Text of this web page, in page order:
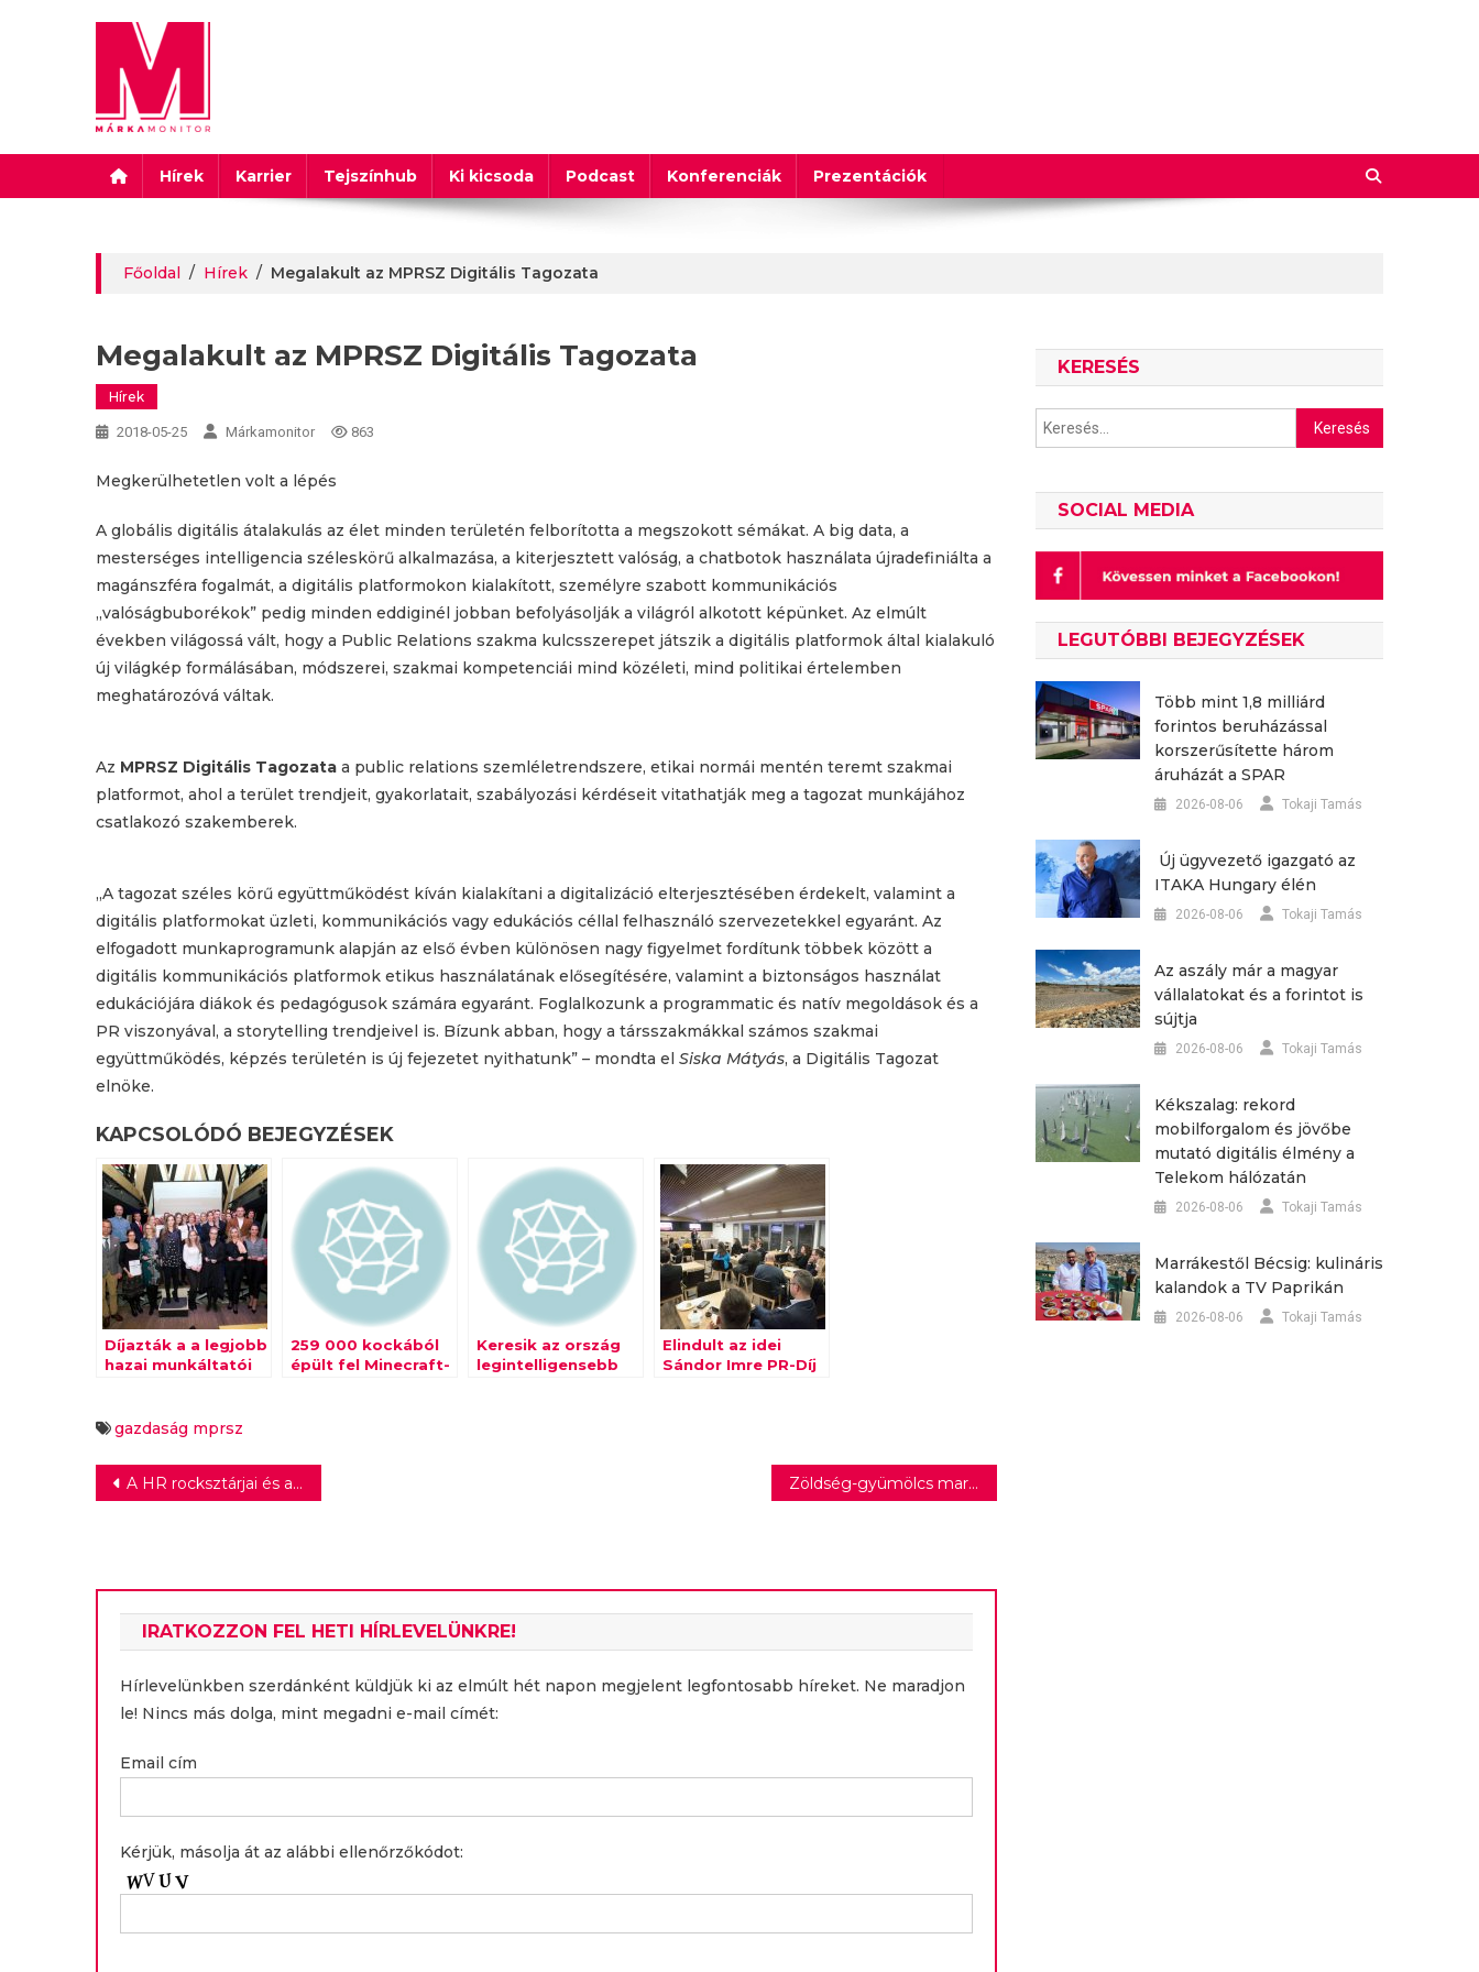
Márkamonitor
Hírek Karrier Tejszínhub Ki kicsoda Podcast Konferenciák Prezentációk
Főoldal / Hírek / Megalakult az MPRSZ Digitális Tagozata
Megalakult az MPRSZ Digitális Tagozata
Hírek
2018-05-25 Márkamonitor 863
Megkerülhetetlen volt a lépés
A globális digitális átalakulás az élet minden területén felborította a megszokott sémákat. A big data, a
mesterséges intelligencia széleskörű alkalmazása, a kiterjesztett valóság, a chatbotok használata újradefiniálta a
magánszféra fogalmát, a digitális platformokon kialakított, személyre szabott kommunikációs
„valóságbuborékok” pedig minden eddiginél jobban befolyásolják a világról alkotott képünket. Az elmúlt
években világossá vált, hogy a Public Relations szakma kulcsszerepet játszik a digitális platformok által kialakuló
új világkép formálásában, módszerei, szakmai kompetenciái mind közéleti, mind politikai értelemben
meghatározóvá váltak.
Az MPRSZ Digitális Tagozata a public relations szemléletrendszere, etikai normái mentén teremt szakmai
platformot, ahol a terület trendjeit, gyakorlatait, szabályozási kérdéseit vitathatják meg a tagozat munkájához
csatlakozó szakemberek.
„A tagozat széles körű együttműködést kíván kialakítani a digitalizáció elterjesztésében érdekelt, valamint a
digitális platformokat üzleti, kommunikációs vagy edukációs céllal felhasználó szervezetekkel egyaránt. Az
elfogadott munkaprogramunk alapján az első évben különösen nagy figyelmet fordítunk többek között a
digitális kommunikációs platformok etikus használatának elősegítésére, valamint a biztonságos használat
edukációjára diákok és pedagógusok számára egyaránt. Foglalkozunk a programmatic és natív megoldások és a
PR viszonyával, a storytelling trendjeivel is. Bízunk abban, hogy a társszakmákkal számos szakmai
együttműködés, képzés területén is új fejezetet nyithatunk” – mondta el Siska Mátyás, a Digitális Tagozat
elnöke.
KAPCSOLÓDÓ BEJEGYZÉSEK
Díjazták a a legjobb
hazai munkáltatói
259 000 kockából
épült fel Minecraft-
Keresik az ország
legintelligensebb
Elindult az idei
Sándor Imre PR-Díj
gazdaság mprsz
Bejegyzés
A HR rocksztárjai és a zeneipar személyzetisei találkoznak Zöldség-gyümölcs marketing
IRATKOZZON FEL HETI HÍRLEVELÜNKRE!
Hírlevelünkben szerdánként küldjük ki az elmúlt hét napon megjelent legfontosabb híreket. Ne maradjon
le! Nincs más dolga, mint megadni e-mail címét:
Email cím
Kérjük, másolja át az alábbi ellenőrzőkódot:
KERESÉS
Keresés:
SOCIAL MEDIA
LEGUTÓBBI BEJEGYZÉSEK
Több mint 1,8 milliárd
forintos beruházással
korszerűsítette három
áruházát a SPAR
2026-08-06 Tokaji Tamás
Új ügyvezető igazgató az
ITAKA Hungary élén
2026-08-06 Tokaji Tamás
Az aszály már a magyar
vállalatokat és a forintot is
sújtja
2026-08-06 Tokaji Tamás
Kékszalag: rekord
mobilforgalom és jövőbe
mutató digitális élmény a
Telekom hálózatán
2026-08-06 Tokaji Tamás
Marrákestől Bécsig: kulináris
kalandok a TV Paprikán
2026-08-06 Tokaji Tamás